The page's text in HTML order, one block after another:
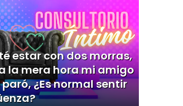
estar con dos morras,
la mera hora mi amigo
paró, ¿Es normal sentir